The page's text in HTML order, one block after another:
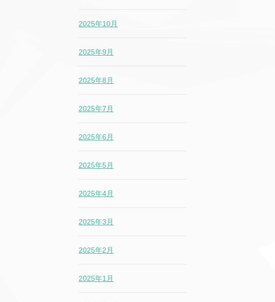
2025年10月
2025年9月
2025年8月
2025年7月
2025年6月
2025年5月
2025年4月
2025年3月
2025年2月
2025年1月